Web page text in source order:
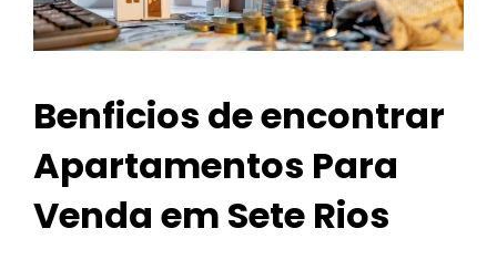
Benficios de encontrar
Apartamentos Para
Venda em Sete Rios